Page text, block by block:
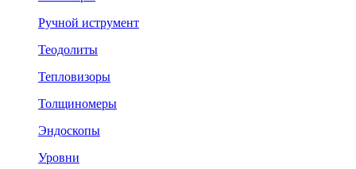
Ручной иструмент
Теодолиты
Тепловизоры
Толщиномеры
Эндоскопы
Уровни